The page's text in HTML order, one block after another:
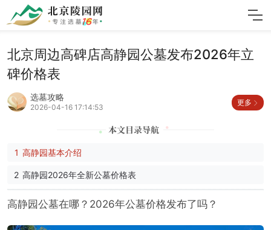
北京周边高碑店高静园公墓发布2026年立
碑价格表
选墓攻略
2026-04-16 17:14:53
更多
高静园基本介绍
高静园2026年全新公墓价格表
高静园公墓在哪？2026年公墓价格发布了吗？